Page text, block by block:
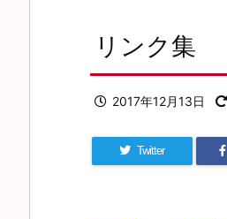
リンク集
2017年12月13日
Twitter